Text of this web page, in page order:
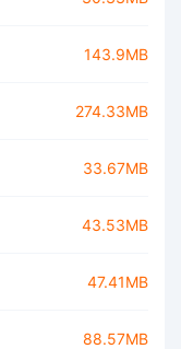
143.9MB
274.33MB
33.67MB
43.53MB
47.41MB
88.57MB